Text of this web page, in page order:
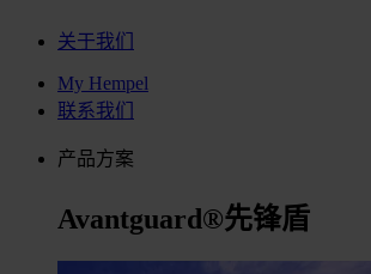
关于我们
My Hempel
联系我们
产品方案
Avantguard®先锋盾